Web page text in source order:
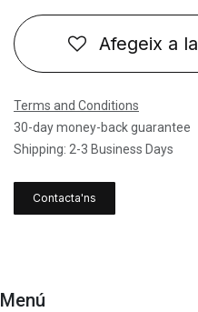
Afegeix a
Terms and Conditions
30-day money-back guarantee
Shipping: 2-3 Business Days
Contacta'ns
Menú